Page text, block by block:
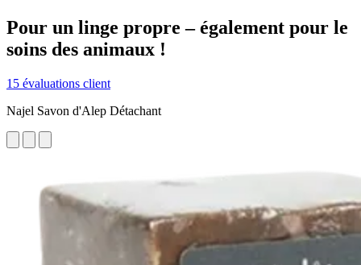
Pour un linge propre – également pour le
soins des animaux !
15 évaluations client
Najel Savon d'Alep Détachant